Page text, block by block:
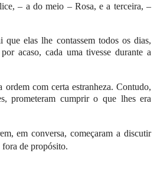
– a do meio – Rosa, e a terceira, –
elas lhe contassem todos os dias,
acaso, cada uma tivesse durante a
ordem com certa estranheza. Contudo,
prometeram cumprir o que lhes era
em conversa, começaram a discutir
fora de propósito.